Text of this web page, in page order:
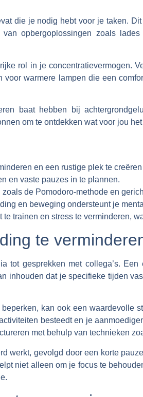
die je nodig hebt voor je taken.
opbergoplossingen zoals
rol in je concentratievermogen.
warmere lampen die een
baat hebben bij
om te ontdekken wat voor jou
en een rustige plek te
en vaste pauzes in te plannen.
de Pomodoro-methode en
en beweging ondersteunt je
trainen en stress te verminderen,
te
tot gesprekken met collega’s.
inhouden dat je specifieke tijden
kan ook een waardevolle
besteedt en je
met behulp van technieken
werkt, gevolgd door een korte
niet alleen om je focus te